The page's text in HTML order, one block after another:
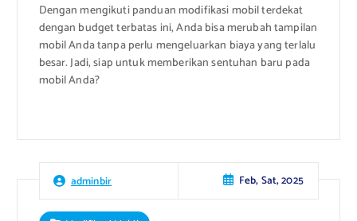
Dengan mengikuti panduan modifikasi mobil terdekat
dengan budget terbatas ini, Anda bisa merubah tampilan
mobil Anda tanpa perlu mengeluarkan biaya yang terlalu
besar. Jadi, siap untuk memberikan sentuhan baru pada
mobil Anda?
adminbir Feb, Sat, 2025